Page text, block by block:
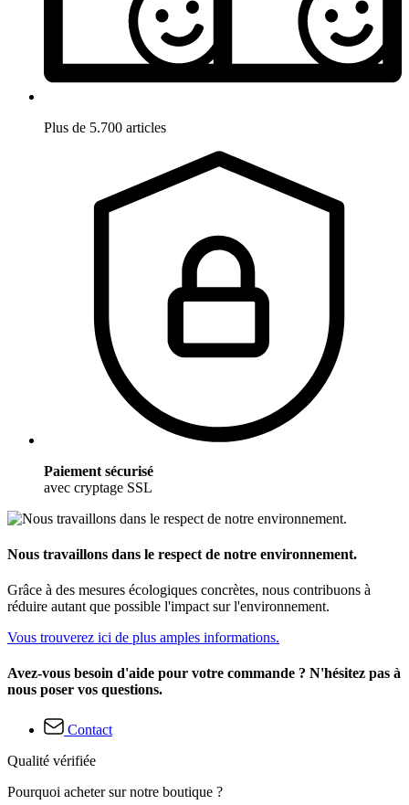
Plus de 5.700 articles
Paiement sécurisé
avec cryptage SSL
Nous travaillons dans le respect de notre environnement.
Grâce à des mesures écologiques concrètes, nous contribuons à
réduire autant que possible l'impact sur l'environnement.
Vous trouverez ici de plus amples informations.
Avez-vous besoin d'aide pour votre commande ? N'hésitez pas à
nous poser vos questions.
Contact
Qualité vérifiée
Pourquoi acheter sur notre boutique ?